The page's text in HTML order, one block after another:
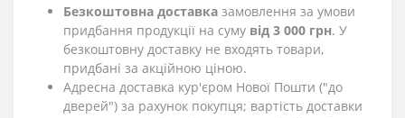
Безкоштовна доставка замовлення за умови
придбання продукції на суму від 3 000 грн. У
безкоштовну доставку не входять товари,
придбані за акційною ціною.
Адресна доставка кур'єром Нової Пошти ("до
дверей") за рахунок покупця; вартість доставки